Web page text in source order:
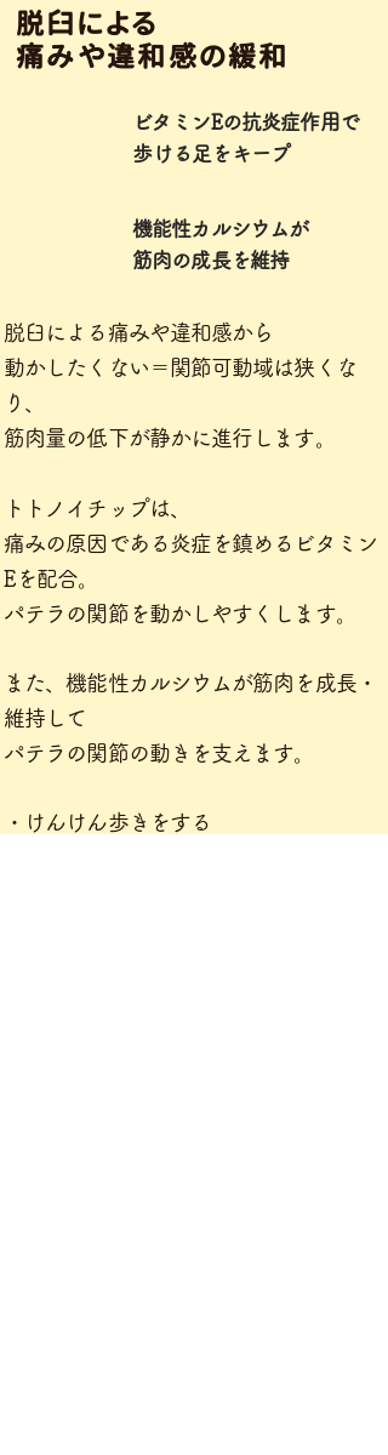
脱臼による
痛みや違和感の緩和
ビタミンEの抗炎症作用で
​歩ける足をキープ
脱臼による痛みや違和感から
動かしたくない＝関節可動域は狭くな
り、
筋肉量の低下が静かに進行します。
トトノイチップは、
痛みの原因である炎症を鎮めるビタミン
Eを配合。
パテラの関節を動かしやすくします。
また、​機能性カルシウムが筋肉を成長・
維持して
パテラの関節の動きを支えます。
・けんけん歩きをする
機能性カルシウムが
筋肉の成長を維持